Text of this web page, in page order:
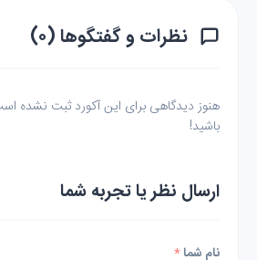
نظرات و گفتگوها (۰)
هنوز دیدگاهی برای این آکورد ثبت نشده
باشید!
ارسال نظر یا تجربه شما
نام شما*